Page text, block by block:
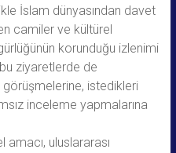
İslam dünyasından davet
camiler ve kültürel
korunduğu izlenimi
bu ziyaretlerde de
görüşmelerine, istedikleri
inceleme yapmalarına
amacı, uluslararası